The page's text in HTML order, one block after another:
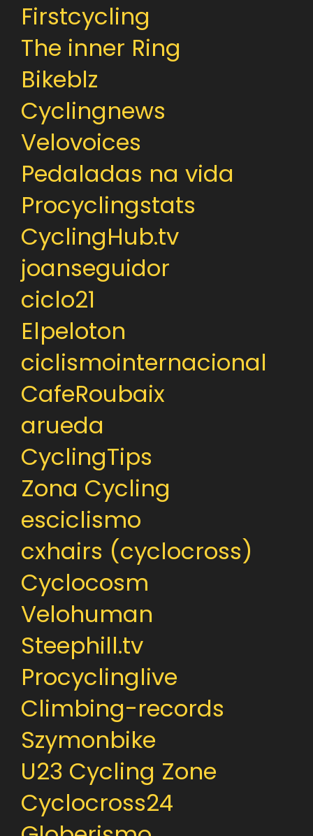
Firstcycling
The inner Ring
Bikeblz
Cyclingnews
Velovoices
Pedaladas na vida
Procyclingstats
CyclingHub.tv
joanseguidor
ciclo21
Elpeloton
ciclismointernacional
CafeRoubaix
arueda
CyclingTips
Zona Cycling
esciclismo
cxhairs (cyclocross)
Cyclocosm
Velohuman
Steephill.tv
Procyclinglive
Climbing-records
Szymonbike
U23 Cycling Zone
Cyclocross24